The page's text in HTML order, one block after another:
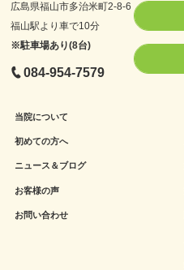
広島県福山市多治米町2-8-6
福山駅より車で10分
※駐車場あり(8台)
084-954-7579
当院について
初めての方へ
ニュース＆ブログ
お客様の声
お問い合わせ